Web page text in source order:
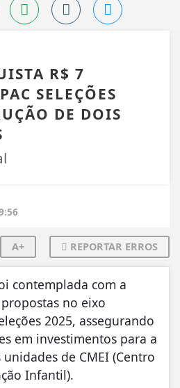
R$ 7
SELEÇÕES
DE DOIS
A+ REPORTAR ERROS
contemplada com a
no eixo
2025, assegurando
em investimentos para a
de CMEI (Centro
Infantil).